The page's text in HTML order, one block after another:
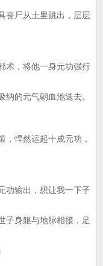
丧尸从土里跳出，层层
，将他一身元功强行
的元气朝血池送去。
悍然运起十成元功，
输出，想让我一下子
子身躯与地脉相接，足